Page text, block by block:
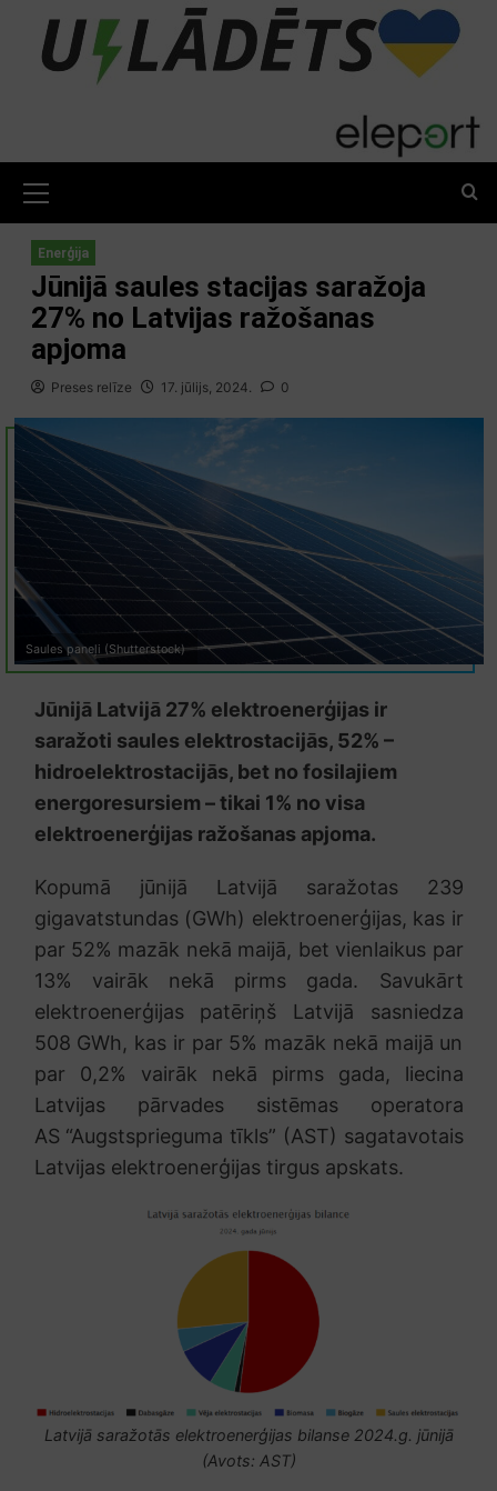
content
Menu
Enerģija
Jūnijā saules stacijas saražoja
27% no Latvijas ražošanas
apjoma
Preses relīze 17. jūlijs, 2024. 0
Saules paneļi (Shutterstock)
Jūnijā Latvijā 27% elektroenerģijas ir
saražoti saules elektrostacijās, 52% –
hidroelektrostacijās, bet no fosilajiem
energoresursiem – tikai 1% no visa
elektroenerģijas ražošanas apjoma.
Kopumā jūnijā Latvijā saražotas 239
gigavatstundas (GWh) elektroenerģijas, kas ir
par 52% mazāk nekā maijā, bet vienlaikus par
13% vairāk nekā pirms gada. Savukārt
elektroenerģijas patēriņš Latvijā sasniedza
508 GWh, kas ir par 5% mazāk nekā maijā un
par 0,2% vairāk nekā pirms gada, liecina
Latvijas pārvades sistēmas operatora
AS “Augstsprieguma tīkls” (AST) sagatavotais
Latvijas elektroenerģijas tirgus apskats.
Latvijā saražotās elektroenerģijas bilanse 2024.g. jūnijā
(Avots: AST)